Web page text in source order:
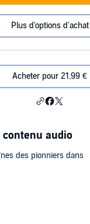
Plus d'options d'achat
Acheter pour 21,99 €
contenu audio
des pionniers dans
leurs marques. Ils